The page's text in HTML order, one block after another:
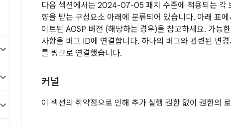
다음 섹션에서는 2024-07-05 패치 수준에 적용되는 각
향을 받는 구성요소 아래에 분류되어 있습니다. 아래 표
이트된 AOSP 버전 (해당하는 경우)을 참고하세요. 가능
사항을 버그 ID에 연결합니다. 하나의 버그와 관련된 변
를 링크로 연결했습니다.
커널
이 섹션의 취약점으로 인해 추가 실행 권한 없이 권한의